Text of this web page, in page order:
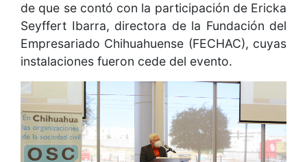
de que se contó con la participación de Ericka
Seyffert Ibarra, directora de la Fundación del
Empresariado Chihuahuense (FECHAC), cuyas
instalaciones fueron cede del evento.